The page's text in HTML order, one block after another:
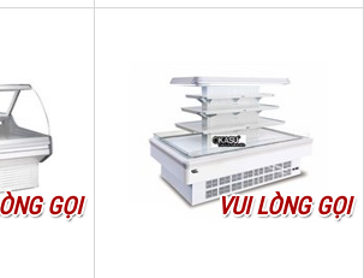
GỌI VUI LÒNG GỌI